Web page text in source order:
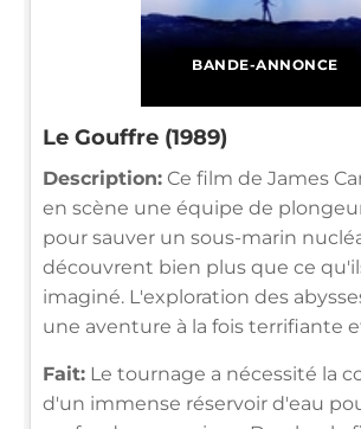
BANDE-ANNONCE
Le Gouffre (1989)
Description: Ce film de James
en scène une équipe de
pour sauver un sous-marin
découvrent bien plus que ce
imaginé. L'exploration des
une aventure à la fois terrifiante
Fait: Le tournage a nécessité la
d'un immense réservoir d'eau